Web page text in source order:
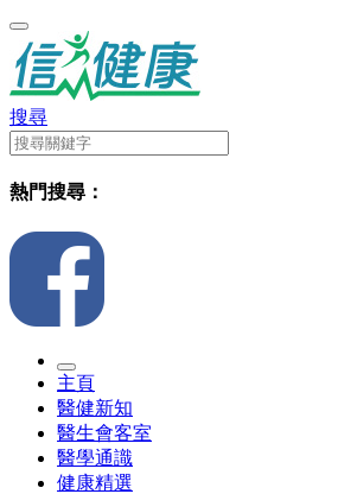
搜尋
熱門搜尋：
主頁
醫健新知
醫生會客室
醫學通識
健康精選